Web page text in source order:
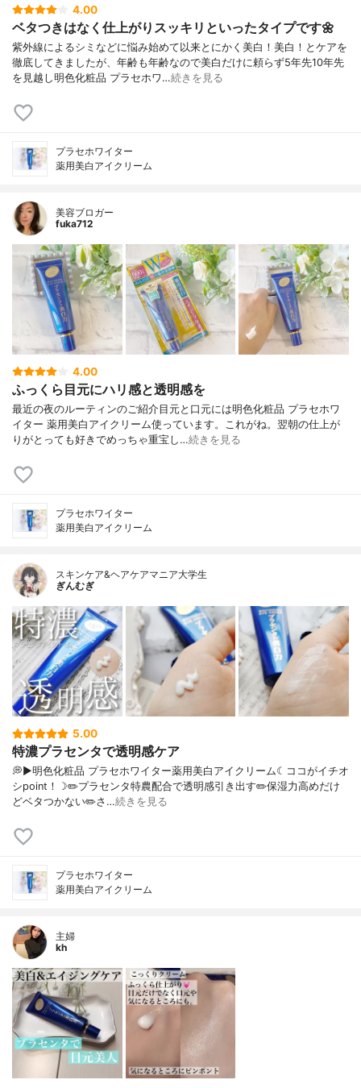
4.00
ベタつきはなく仕上がりスッキリといったタイプです🌼
紫外線によるシミなどに悩み始めて以来とにかく美白！美白！とケアを
徹底してきましたが、年齢も年齢なので美白だけに頼らず5年先10年先
を見越し明色化粧品 プラセホワ…続きを見る
プラセホワイター
薬用美白アイクリーム
美容ブロガー
fuka712
4.00
ふっくら目元にハリ感と透明感を
最近の夜のルーティンのご紹介目元と口元には明色化粧品 プラセホワ
イター 薬用美白アイクリーム使っています。これがね。翌朝の仕上が
りがとっても好きでめっちゃ重宝し…続きを見る
プラセホワイター
薬用美白アイクリーム
スキンケア&ヘアケアマニア大学生
ぎんむぎ
5.00
特濃プラセンタで透明感ケア
💭▶️明色化粧品 プラセホワイター薬用美白アイクリーム☾ココがイチオ
シpoint！☽✏️プラセンタ特農配合で透明感引き出す✏️保湿力高めだけ
どベタつかない✏️さ…続きを見る
プラセホワイター
薬用美白アイクリーム
主婦
kh